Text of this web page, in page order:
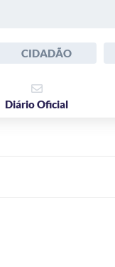
CIDADÃO
Diário Oficial